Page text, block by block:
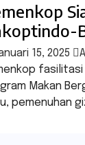
15, 2025
fasilitasi
Makan
pemenuhan